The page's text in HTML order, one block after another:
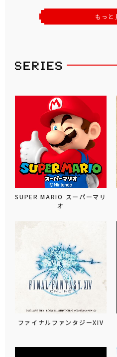
もっと
SUPER MARIO スーパーマリ
オ
ファイナルファンタジーXIV